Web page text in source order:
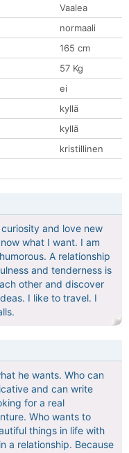
Vaalea
normaali
165 cm
57 Kg
ei
kyllä
kyllä
kristillinen
and love new
what I want. I am
A relationship
and tenderness is
other and discover
I like to travel. I
he wants. Who can
and can write
for a real
Who wants to
things in life with
a relationship. Because